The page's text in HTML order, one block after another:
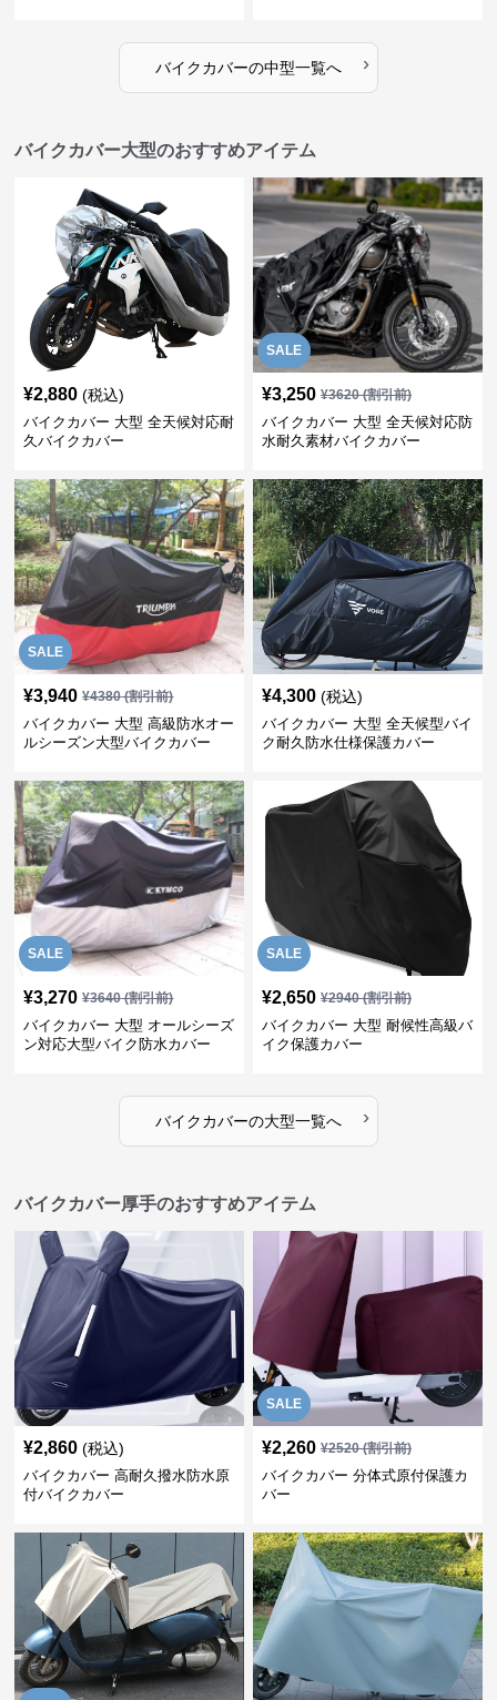
バイクカバーの中型一覧へ ›
バイクカバー大型のおすすめアイテム
¥2,880 (税込)
バイクカバー 大型 全天候対応耐
久バイクカバー
SALE
¥3,250 ¥3620(割引前)
バイクカバー 大型 全天候対応防
水耐久素材バイクカバー
SALE
¥3,940 ¥4380(割引前)
バイクカバー 大型 高級防水オー
ルシーズン大型バイクカバー
¥4,300 (税込)
バイクカバー 大型 全天候型バイ
ク耐久防水仕様保護カバー
SALE
¥3,270 ¥3640(割引前)
バイクカバー 大型 オールシーズ
ン対応大型バイク防水カバー
SALE
¥2,650 ¥2940(割引前)
バイクカバー 大型 耐候性高級バ
イク保護カバー
バイクカバーの大型一覧へ ›
バイクカバー厚手のおすすめアイテム
¥2,860 (税込)
バイクカバー 高耐久撥水防水原
付バイクカバー
SALE
¥2,260 ¥2520(割引前)
バイクカバー 分体式原付保護カ
バー